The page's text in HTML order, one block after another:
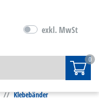
exkl. MwSt
0
// Klebebänder